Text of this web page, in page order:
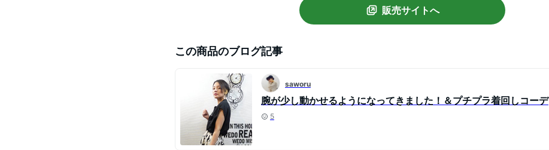
販売サイトへ
この商品のブログ記事
saworu
腕が少し動かせるようになってきました！＆プチプラ着回しコーデ
5